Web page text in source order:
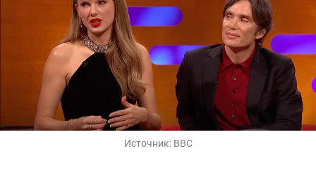
Источник: BBC